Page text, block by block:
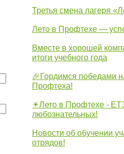
Третья смена лагеря
Лето в Профтехе —
Вместе в хорошей
итоги учебного года
🎉Гордимся победами
Профтеха!
☀Лето в Профтехе -
любознательных!
Новости об обучении
отрядов!